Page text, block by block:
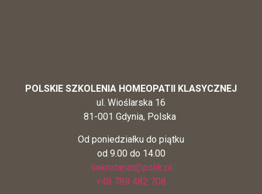
POLSKIE SZKOLENIA HOMEOPATII KLASYCZNEJ
ul. Wioślarska 16
81-001 Gdynia, Polska
Od poniedziałku do piątku
od 9.00 do 14.00
sekretariat@pshk.pl
+48 789 482 708